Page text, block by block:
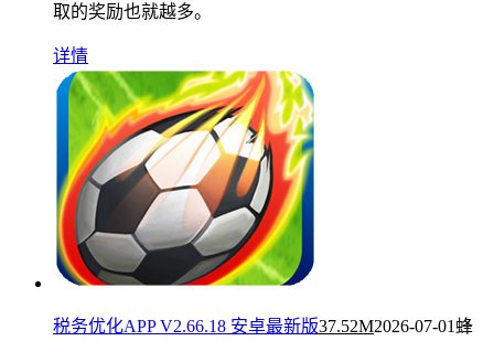
取的奖励也就越多。
详情
税务优化APP V2.66.18 安卓最新版37.52M2026-07-01 蜂